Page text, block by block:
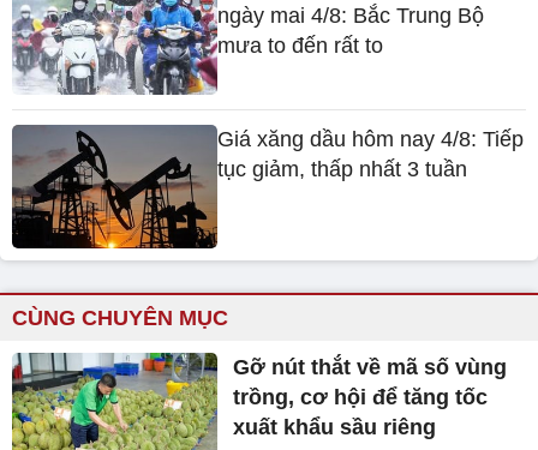
ngày mai 4/8: Bắc Trung Bộ
mưa to đến rất to
Giá xăng dầu hôm nay 4/8: Tiếp
tục giảm, thấp nhất 3 tuần
CÙNG CHUYÊN MỤC
Gỡ nút thắt về mã số vùng
trồng, cơ hội để tăng tốc
xuất khẩu sầu riêng